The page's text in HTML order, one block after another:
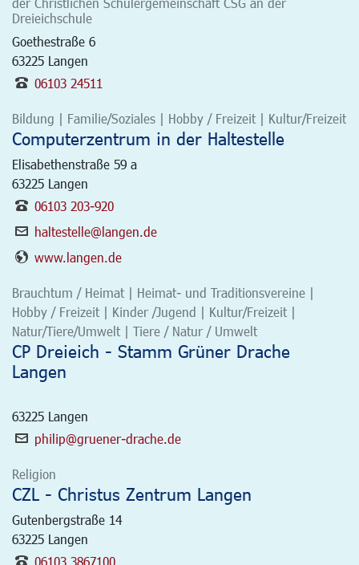
Dreieichschule
Goethestraße 6
63225 Langen
06103 24511
Bildung | Familie/Soziales | Hobby / Freizeit | Kultur/Freizeit
Computerzentrum in der Haltestelle
Elisabethenstraße 59 a
63225 Langen
06103 203-920
haltestelle@langen.de
www.langen.de
Brauchtum / Heimat | Heimat- und Traditionsvereine |
Hobby / Freizeit | Kinder /Jugend | Kultur/Freizeit |
Natur/Tiere/Umwelt | Tiere / Natur / Umwelt
CP Dreieich - Stamm Grüner Drache
Langen
63225 Langen
philip@gruener-drache.de
Religion
CZL - Christus Zentrum Langen
Gutenbergstraße 14
63225 Langen
06103 3867100